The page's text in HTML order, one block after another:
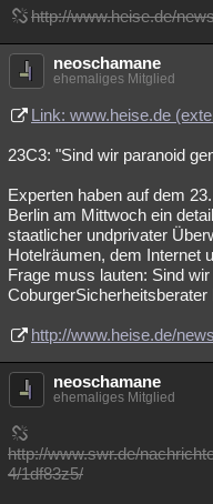
http://www.heise.de/
neoschamane
ehemaliges Mitglied
Link: www.heise.de
23C3: "Sind wir paranoid
Experten haben auf dem
Berlin am Mittwoch ein
staatlicher undprivater
Hotelräumen, dem Internet
Frage muss lauten: Sind
CoburgerSicherheitsberater
http://www.heise.de/
neoschamane
ehemaliges Mitglied
http://www.swr.de/
4/1df83z5/